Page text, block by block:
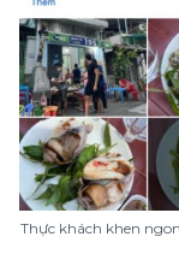
Thực khách khen